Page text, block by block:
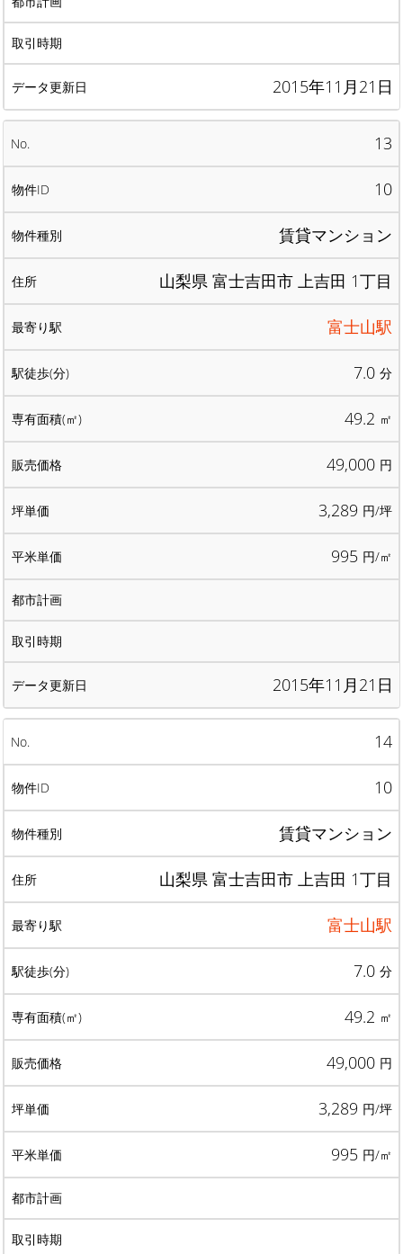
2015年11月21日
13
10
賃貸マンション
山梨県 富士吉田市 上吉田 1丁目
富士山駅
7.0 分
49.2 ㎡
49,000 円
3,289 円/坪
995 円/㎡
2015年11月21日
14
10
賃貸マンション
山梨県 富士吉田市 上吉田 1丁目
富士山駅
7.0 分
49.2 ㎡
49,000 円
3,289 円/坪
995 円/㎡